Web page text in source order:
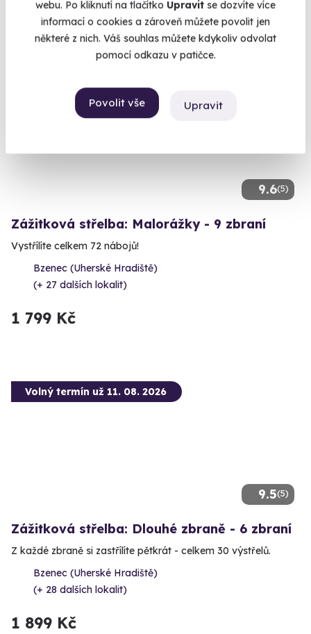
webu. Po kliknutí na tlačítko Upravit se dozvíte více
informací o cookies a zároveň můžete povolit jen
některé z nich. Váš souhlas můžete kdykoliv odvolat
pomocí odkazu v patičce.
Povolit vše Upravit
2 190 Kč
9.6(5)
Volný termín už 12. 08. 2026
Zážitková střelba: Malorážky - 9 zbraní
Vystřílíte celkem 72 nábojů!
Bzenec (Uherské Hradiště)
(+ 27 dalších lokalit)
1 799 Kč
9.5(5)
Volný termín už 11. 08. 2026
Zážitková střelba: Dlouhé zbraně - 6 zbraní
Z každé zbraně si zastřílíte pětkrát - celkem 30 výstřelů.
Bzenec (Uherské Hradiště)
(+ 28 dalších lokalit)
1 899 Kč